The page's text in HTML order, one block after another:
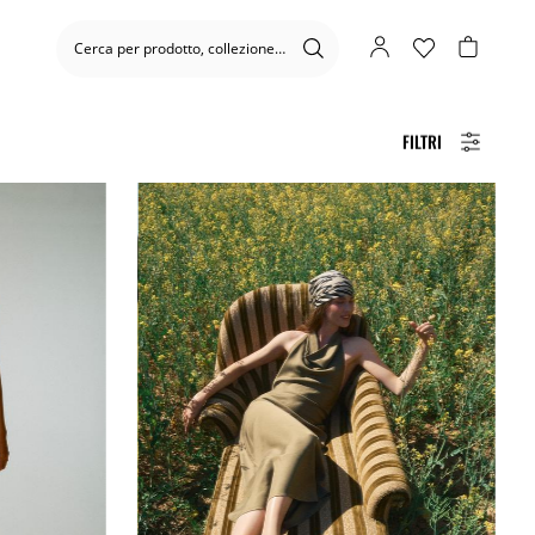
FILTRI